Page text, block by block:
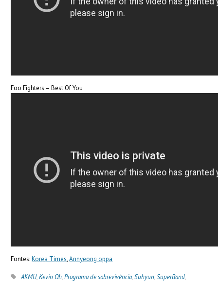
Foo Fighters – Best Of You
Fontes:Korea Times,Annyeong oppa
AKMU,Kevin Oh,Programa de sobrevivência,Suhyun,SuperBand,